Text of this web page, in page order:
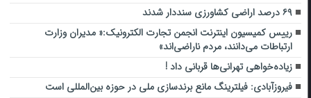
۶۹ درصد اراضی کشاورزی سنددار شدند
رییس کمیسیون اینترنت انجمن تجارت الکترونیک:« مدیران وزارت
ارتباطات می‌دانند، مردم ناراضی‌اند»
زیاده‌خواهی تهرانی‌ها قربانی داد !
فیروزآبادی: فیلترینگ مانع برندسازی ملی در حوزه بین‌المللی است